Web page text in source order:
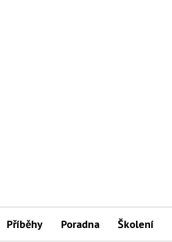
Příběhy Poradna Školení